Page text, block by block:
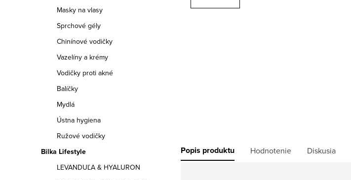
Masky na vlasy
Sprchové gély
Chinínové vodičky
Vazelíny a krémy
Vodičky proti akné
Balíčky
Mydlá
Ústna hygiena
Ružové vodičky
Bilka Lifestyle
LEVANDUĽA & HYALURON
Popis produktu Hodnotenie Diskusia